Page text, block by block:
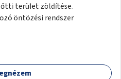
terület zöldítése.
öntözési rendszer